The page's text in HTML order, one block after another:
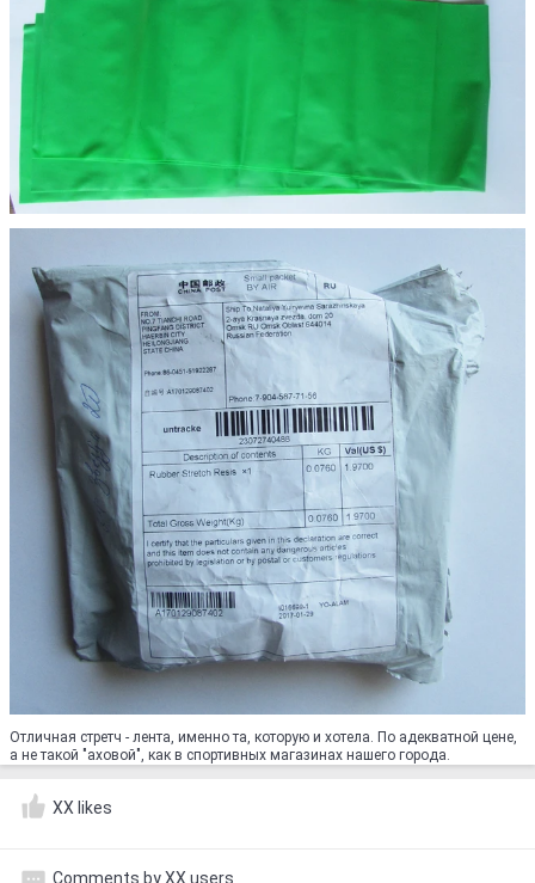
Отличная стретч - лента, именно та, которую и хотела. По адекватной цене,
а не такой "аховой", как в спортивных магазинах нашего города.
XX likes
Comments by XX users